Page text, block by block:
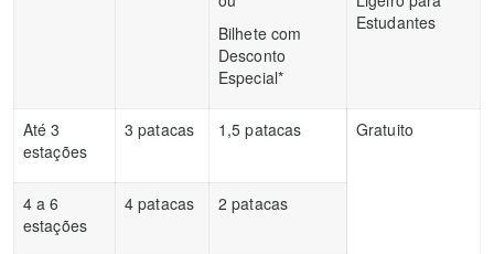
Bilhete com
Desconto
Especial*
Estudantes
Até 3
estações
3 patacas 1,5 patacas Gratuito
4 a 6
estações
4 patacas 2 patacas